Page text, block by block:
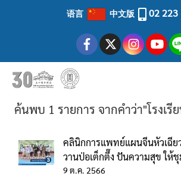
语言 中文版 02 223
ค้นพบ 1 รายการ จากคำว่า"โรงเ
คลินิกการแพทย์แผนจีนหัวเฉีย
วานป่อเต็กตึ๊ง ปันความสุข ให้
9 ต.ค. 2566